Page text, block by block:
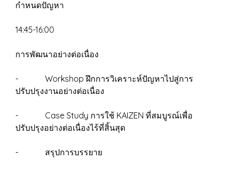
กำหนดปัญหา
14:45-16:00
การพัฒนาอย่างต่อเนื่อง
- Workshop ฝึกการวิเคราะห์ปัญหาไปสู่การ
ปรับปรุงงานอย่างต่อเนื่อง
- Case Study การใช้ KAIZEN ที่สมบูรณ์เพื่อ
ปรับปรุงอย่างต่อเนื่องไร้ที่สิ้นสุด
- สรุปการบรรยาย